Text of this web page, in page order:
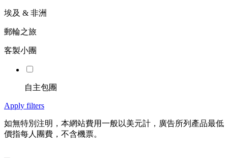
埃及 & 非洲
郵輪之旅
客製小團
自主包團
Apply filters
如無特別注明，本網站費用一般以美元計，廣告所列產品最低
價指每人團費，不含機票。